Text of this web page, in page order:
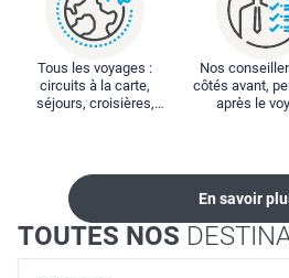
Tous les voyages :
circuits à la carte,
séjours, croisières,
Nos
côtés avant,
après le
En savoir
TOUTES NOS